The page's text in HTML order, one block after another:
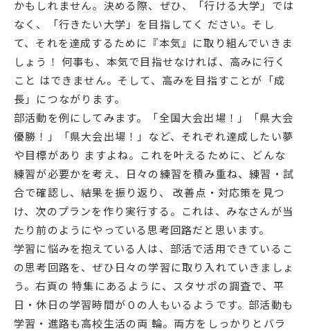
地域の皆様へ
同窓会
教育関係者の方へ
各種証明書発行
アクセス
English
プライバシーポリシー
かもしれません。決める際、ぜひ、「行ける大学」では
なく、「行きたい大学」を目指してく ださい。そし
て、それを達成するために『本気』に取り組んでいきま
しょう！ 何事も、本気で目指せなければ、高みに行く
こと はできません。そして、高みを目指すことが「成
長」につながります。
部活動を例にしてみます。「全国大会出場！」「県大会
優勝！」「県大会出場！」など、それぞれ達成したい夢
や目標があり ますよね。これを叶えるために、どんな
練習が必要かを考え、日々の練習を積み重ね、練習・試
合で確認し、結果を振り返り、 改善点・対応策を見つ
け、次のプランを作り実行する。これは、みなさんが当
たり前のようにやっている思考回路だと思います。
学習に悩みを抱えている人は、部活で活用できているこ
の思考回路を、ぜひ日々の学習に取り入れていきましょ
う。右頁の 特集にあるように、スタサポの調査で、平
日・休日の学習時間が０の人もいるようです。部活動も
学習・進路も高校生活の両 輪。両方をしっかりとバラ